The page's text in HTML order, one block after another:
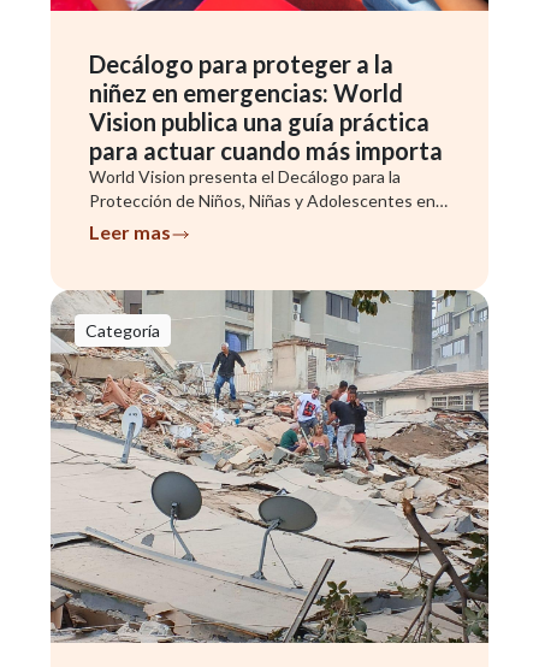
Decálogo para proteger a la
niñez en emergencias: World
Vision publica una guía práctica
para actuar cuando más importa
World Vision presenta el Decálogo para la
Protección de Niños, Niñas y Adolescentes en
Emergencias, una herramienta que adapta
educacionales y organizaciones comunitarias
que trabajan directamente con las familias
afectadas.
Leer mas
Categoría